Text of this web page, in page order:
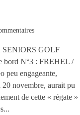
GOLF
N°3 : FREHEL /
peu engageante,
novembre, aurait pu
de cette « régate »